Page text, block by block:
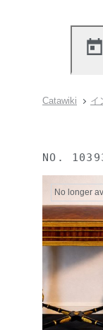
Catawiki イ
NO.
No longer